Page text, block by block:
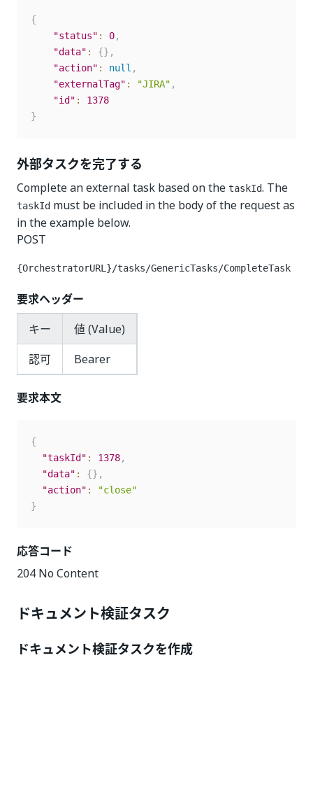
{
"status" : 0,
"data" : {} ,
"action" : null ,
"externalTag" : "JIRA" ,
"id" :
1378
}
外部タスクを完了する
Complete an external task based on the taskId. The
taskId must be included in the body of the request as
in the example below.
POST
{OrchestratorURL}/tasks/GenericTasks/CompleteTask
要求ヘッダー
キー
値 (Value)
認可
Bearer
要求本文
{
"taskId" : 1378,
"data" : {} ,
"action" :
"close"
}
応答コード
204 No Content
ドキュメント検証タスク
ドキュメント検証タスクを作成